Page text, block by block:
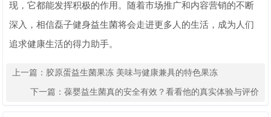
现，它都能发挥积极的作用。随着市场推广和内容营销的不断
深入，相信磊子健身益生菌将会走进更多人的生活，成为人们
追求健康生活的得力助手。
上一篇： 胶原蛋益生菌果冻 美味与健康兼具的特色果冻
下一篇： 葆婴益生菌真的安全有效？看看他的真实体验与评价